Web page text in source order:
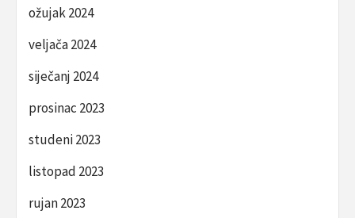
ožujak 2024
veljača 2024
siječanj 2024
prosinac 2023
studeni 2023
listopad 2023
rujan 2023